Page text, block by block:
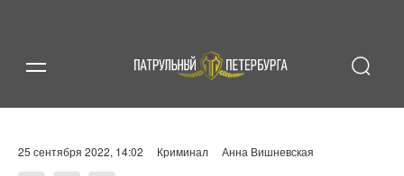
25 сентября 2022, 14:02 Криминал Анна Вишневская